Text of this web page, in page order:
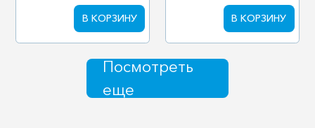
В КОРЗИНУ В КОРЗИНУ
Посмотреть
еще